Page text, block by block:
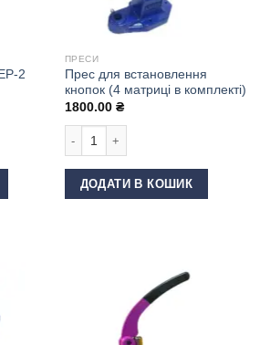
2
ПРЕСИ
Прес для встановлення
кнопок (4 матриці в комплекті)
1800.00 ₴
ДОДАТИ В КОШИК